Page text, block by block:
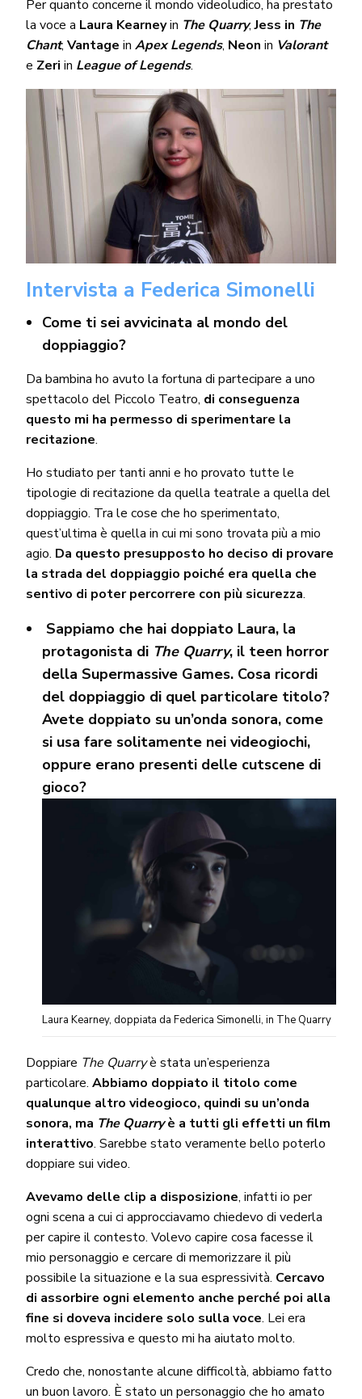
Per quanto concerne il mondo videoludico, ha prestato
la voce a Laura Kearneyin The Quarry,Jess in The
Chant, Vantage inApex Legends, Neon in Valorant
e Zeri in League of Legends.
Intervista a Federica Simonelli
Come ti sei avvicinata al mondo del
doppiaggio?
Da bambina ho avuto la fortuna di partecipare a uno
spettacolo del Piccolo Teatro, di conseguenza
questo mi ha permesso di sperimentare la
recitazione.
Ho studiato per tanti anni e ho provato tutte le
tipologie di recitazione da quella teatrale a quella del
doppiaggio. Tra le cose che ho sperimentato,
quest’ultima è quella in cui mi sono trovata più a mio
agio. Da questo presupposto ho deciso di provare
la strada del doppiaggio poiché era quella che
sentivo di poter percorrere con più sicurezza.
Sappiamo che hai doppiato Laura, la
protagonista di The Quarry, il teen horror
della Supermassive Games. Cosa ricordi
del doppiaggio di quel particolare titolo?
Avete doppiato su un’onda sonora, come
si usa fare solitamente nei videogiochi,
oppure erano presenti delle cutscene di
gioco?
Laura Kearney, doppiata da Federica Simonelli, in The Quarry
Doppiare The Quarryè stata un’esperienza
particolare. Abbiamo doppiato il titolo come
qualunque altro videogioco, quindi su un’onda
sonora, ma The Quarryè a tutti gli effetti un film
interattivo. Sarebbe stato veramente bello poterlo
doppiare sui video.
Avevamo delle clip a disposizione, infatti io per
ogni scena a cui ci approcciavamo chiedevo di vederla
per capire il contesto. Volevo capire cosa facesse il
mio personaggio e cercare di memorizzare il più
possibile la situazione e la sua espressività. Cercavo
di assorbire ogni elemento anche perché poi alla
fine si doveva incidere solo sulla voce. Lei era
molto espressiva e questo mi ha aiutato molto.
Credo che, nonostante alcune difficoltà, abbiamo fatto
un buon lavoro. È stato un personaggio che ho amato